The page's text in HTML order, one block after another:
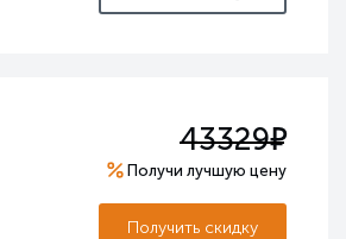
43329е
Получи лучшую цену
Получить скидку